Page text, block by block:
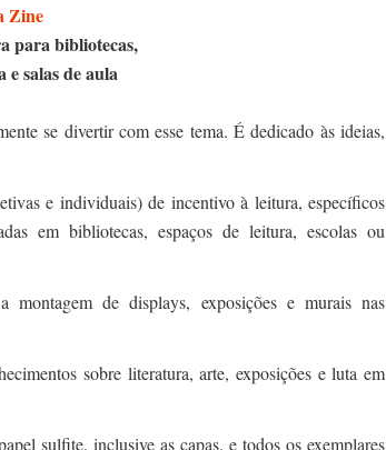
Zine
para bibliotecas,
e salas de aula
se divertir com esse tema. É dedicado às ideias,
e individuais) de incentivo à leitura, específicos
em bibliotecas, espaços de leitura, escolas ou
montagem de displays, exposições e murais nas
sobre literatura, arte, exposições e luta em
sulfite, inclusive as capas, e todos os exemplares